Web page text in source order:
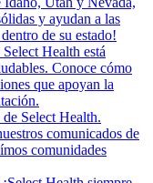
y ayudan a las
de su estado!
Select Health está
Conoce cómo
que apoyan la
Select Health.
comunicados de
comunidades